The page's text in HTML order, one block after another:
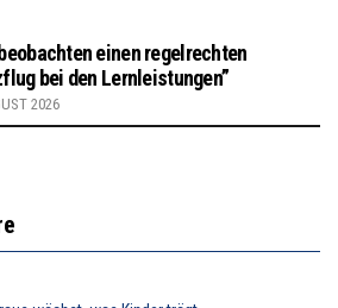
einen regelrechten
bei den Lernleistungen”
2026